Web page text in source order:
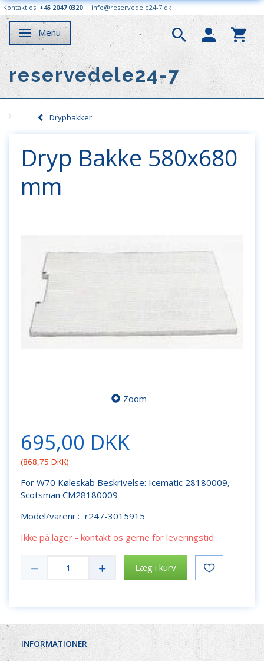
Kontakt os: +45 2047 0320 info@reservedele24-7.dk
Skifte navigation
Menu
reservedele24-7
Drypbakker
Dryp Bakke 580x680
mm
Zoom
695,00 DKK
(868,75 DKK)
For W70 Køleskab Beskrivelse: Icematic 28180009,
Scotsman CM28180009
Model/varenr.: r247-3015915
Ikke på lager - kontakt os gerne for leveringstid
Læg i kurv
INFORMATIONER